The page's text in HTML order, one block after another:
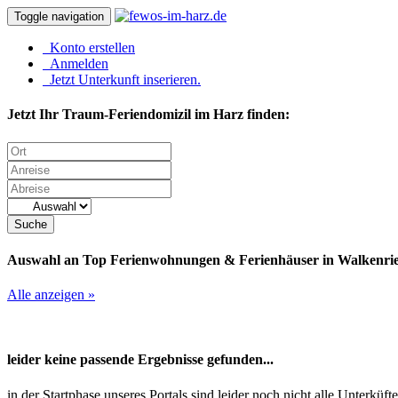
Toggle navigation
Konto erstellen
Anmelden
Jetzt Unterkunft inserieren.
Jetzt Ihr Traum-Feriendomizil im Harz finden:
Suche
Auswahl an Top Ferienwohnungen & Ferienhäuser in
Alle anzeigen »
leider keine passende Ergebnisse gefunden...
in der Startphase unseres Portals sind leider noch nicht alle